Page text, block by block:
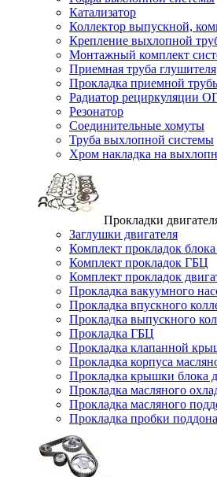
Катализатор
Коллектор выпускной,
Крепление выхлопной
Монтажный комплект
Приемная труба глушителя
Прокладка приемной
Радиатор рециркуляции
Резонатор
Соединительные хомуты
Труба выхлопной системы
Хром накладка на
Прокладки
Заглушки двигателя
Комплект прокладок
Комплект прокладок ГБЦ
Комплект прокладок
Прокладка вакуумного
Прокладка впускного
Прокладка выпускного
Прокладка ГБЦ
Прокладка клапанной
Прокладка корпуса
Прокладка крышки блока
Прокладка масляного
Прокладка масляного
Прокладка пробки поддона